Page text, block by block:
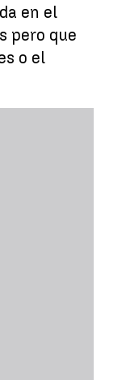
en el
pero que
o el